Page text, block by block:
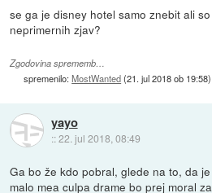
se ga je disney hotel samo znebit ali
neprimernih zjav?
Zgodovina sprememb…
spremenilo:MostWanted(21. jul 2018 ob 19:58)
yayo
::22. jul 2018, 08:49
Ga bo že kdo pobral, glede na to, da
malo mea culpa drame bo prej moral